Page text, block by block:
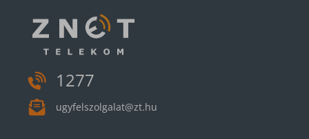
1277
ugyfelszolgalat@zt.hu